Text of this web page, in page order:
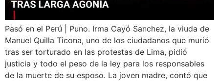
Pasó en el Perú | Puno. Irma Cayó Sanchez, la viuda de
Manuel Quilla Ticona, uno de los ciudadanos que murió
tras ser torturado en las protestas de Lima, pidió
justicia y todo el peso de la ley para los responsables
de la muerte de su esposo. La joven madre, contó que